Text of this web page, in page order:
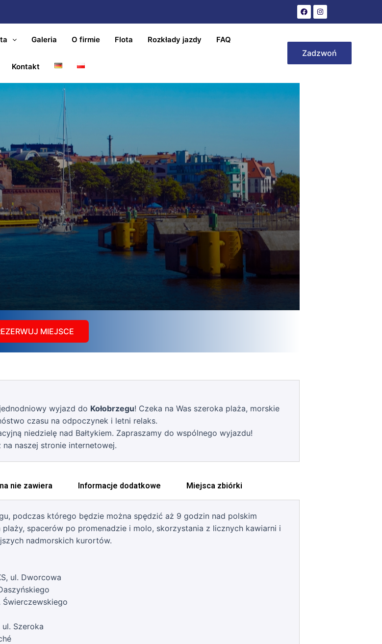
Galeria O firmie Flota Rozkłady jazdy FAQ
Kontakt
Zadzwoń
MIEJSCE
wyjazd do Kołobrzegu! Czeka na Was szeroka plaża, morskie
czasu na odpoczynek i letni relaks.
niedzielę nad Bałtykiem. Zapraszamy do wspólnego wyjazdu!
naszej stronie internetowej.
nie zawiera Informacje dodatkowe Miejsca zbiórki
podczas którego będzie można spędzić aż 9 godzin nad polskim
spacerów po promenadzie i molo, skorzystania z licznych kawiarni i
nadmorskich kurortów.
ul. Dworcowa
Szeroka